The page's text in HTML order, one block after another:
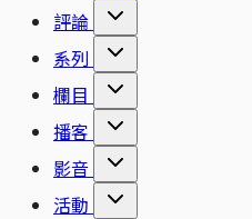
評論
系列
欄目
播客
影音
活動